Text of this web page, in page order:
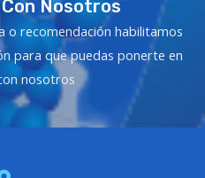
Nosotros
o recomendación habilitamos
para que puedas ponerte en
nosotros